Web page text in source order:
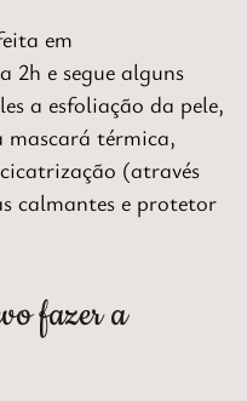
em
2h e segue alguns
a esfoliação da pele,
térmica,
(através
calmantes e protetor
fazer a